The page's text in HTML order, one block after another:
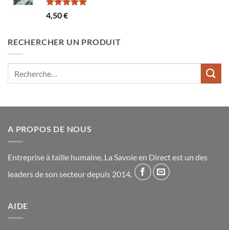
Note5.00
sur 5
4,50€
RECHERCHER UN PRODUIT
A PROPOS DE NOUS
Entreprise à taille humaine, La Savoie en Direct est un des
leaders de son secteur depuis 2014.
AIDE